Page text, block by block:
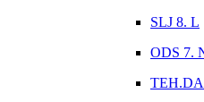
SLJ 8. L
ODS 7.